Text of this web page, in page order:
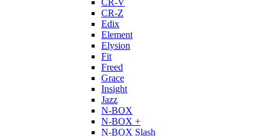
CR-V
CR-Z
Edix
Element
Elysion
Fit
Freed
Grace
Insight
Jazz
N-BOX
N-BOX +
N-BOX Slash